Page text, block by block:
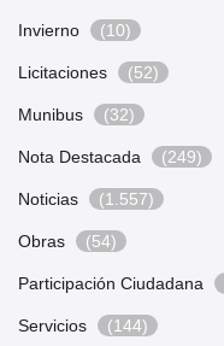
Invierno (10)
Licitaciones (52)
Munibus (32)
Nota Destacada (249)
Noticias (1.557)
Obras (54)
Participación Ciudadana
Servicios (144)